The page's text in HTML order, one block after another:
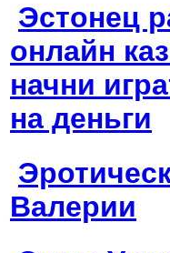
Эстонец
онлайн
начни
на деньги
Валерии